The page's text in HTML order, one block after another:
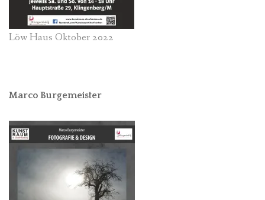
Löw Haus Oktober 2022
Marco Burgemeister